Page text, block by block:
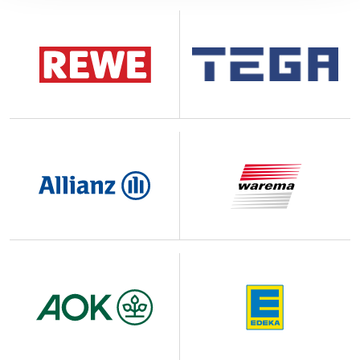
Votre choix d'accepter ou de refuser les cookies
n'affectera pas votre navigation sur la Plateforme.
des cookies (sauf les cookies fonctionnels qui sont
paramétrer individuellement les finalités de traitement
des cookies et traceurs que vous souhaitez accepter ou
[•3] mois, à l'issue de laquelle ce message vous sera à
Vous pouvez modifier votre choix à tout moment en
cliquant sur le lien « Cookies » en bas de page.